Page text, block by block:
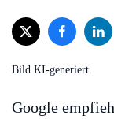
Bild KI-generiert
Google